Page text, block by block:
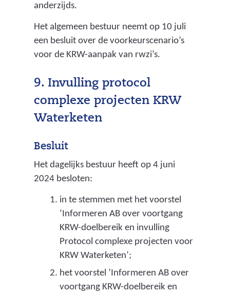
anderzijds.
Het algemeen bestuur neemt op 10 juli
een besluit over de voorkeurscenario’s
voor de KRW-aanpak van rwzi’s.
9. Invulling protocol
complexe projecten KRW
Waterketen
Besluit
Het dagelijks bestuur heeft op 4 juni
2024 besloten:
in te stemmen met het voorstel
‘Informeren AB over voortgang
KRW-doelbereik en invulling
Protocol complexe projecten voor
KRW Waterketen’;
het voorstel ’Informeren AB over
voortgang KRW-doelbereik en